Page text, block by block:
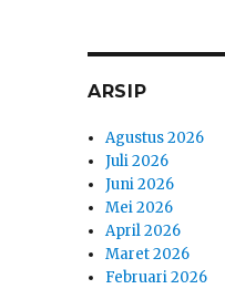
ARSIP
Agustus 2026
Juli 2026
Juni 2026
Mei 2026
April 2026
Maret 2026
Februari 2026